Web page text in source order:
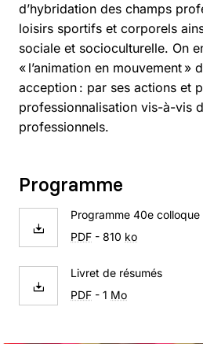
d’hybridation des champs
loisirs sportifs et corporels
sociale et socioculturelle. On
« l’animation en mouvement »
acception : par ses actions et
professionnalisation vis-à-vis
professionnels.
Programme
Programme 40e
PDF - 810 ko
Livret de résumés
PDF - 1 Mo